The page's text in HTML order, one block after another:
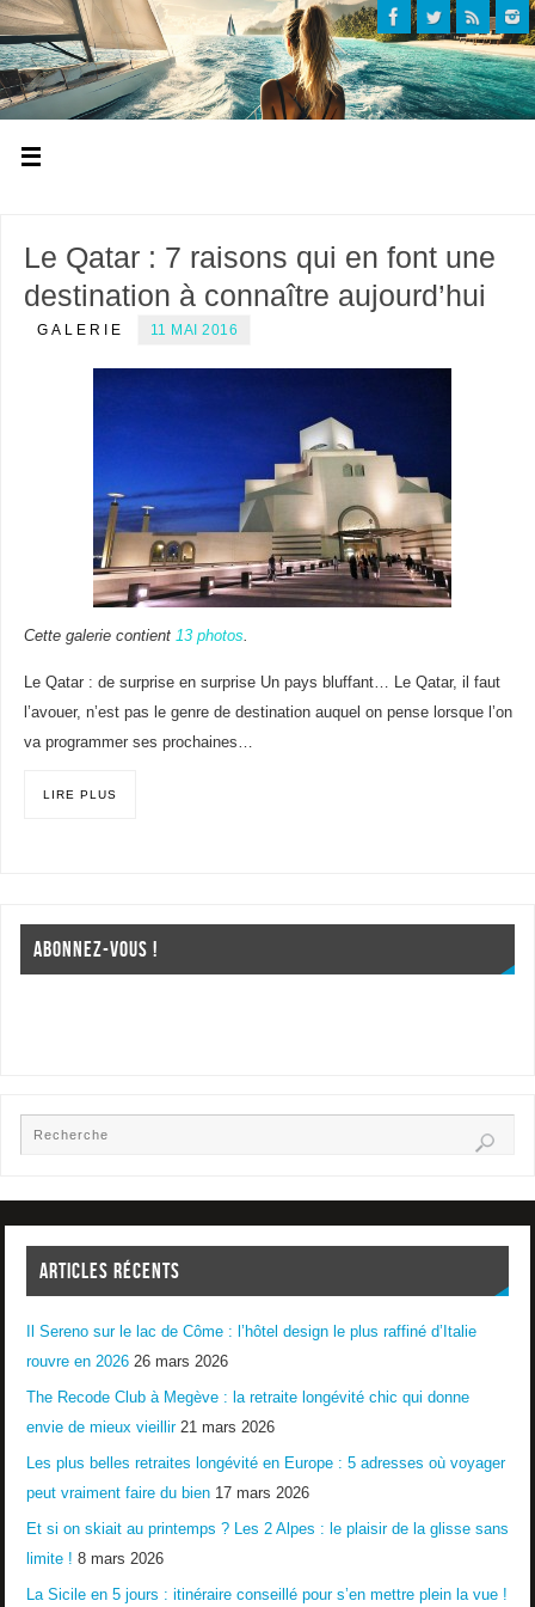
Le Qatar : 7 raisons qui en font une
destination à connaître aujourd’hui
GALERIE 11 MAI 2016
Cette galerie contient 13 photos.
Le Qatar : de surprise en surprise Un pays bluffant… Le Qatar, il faut
l’avouer, n’est pas le genre de destination auquel on pense lorsque l’on
va programmer ses prochaines…
LIRE PLUS
ABONNEZ-VOUS !
ARTICLES RÉCENTS
Il Sereno sur le lac de Côme : l’hôtel design le plus raffiné d’Italie
rouvre en 2026 26 mars 2026
The Recode Club à Megève : la retraite longévité chic qui donne
envie de mieux vieillir 21 mars 2026
Les plus belles retraites longévité en Europe : 5 adresses où voyager
peut vraiment faire du bien 17 mars 2026
Et si on skiait au printemps ? Les 2 Alpes : le plaisir de la glisse sans
limite ! 8 mars 2026
La Sicile en 5 jours : itinéraire conseillé pour s’en mettre plein la vue !